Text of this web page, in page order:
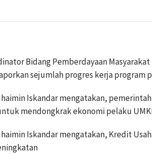
Bidang Pemberdayaan
sejumlah progres kerja program
Iskandar mengatakan,
mendongkrak ekonomi pelaku
Iskandar mengatakan, Kredit